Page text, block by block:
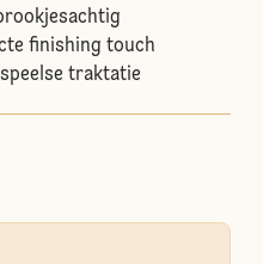
finishing touch
traktatie